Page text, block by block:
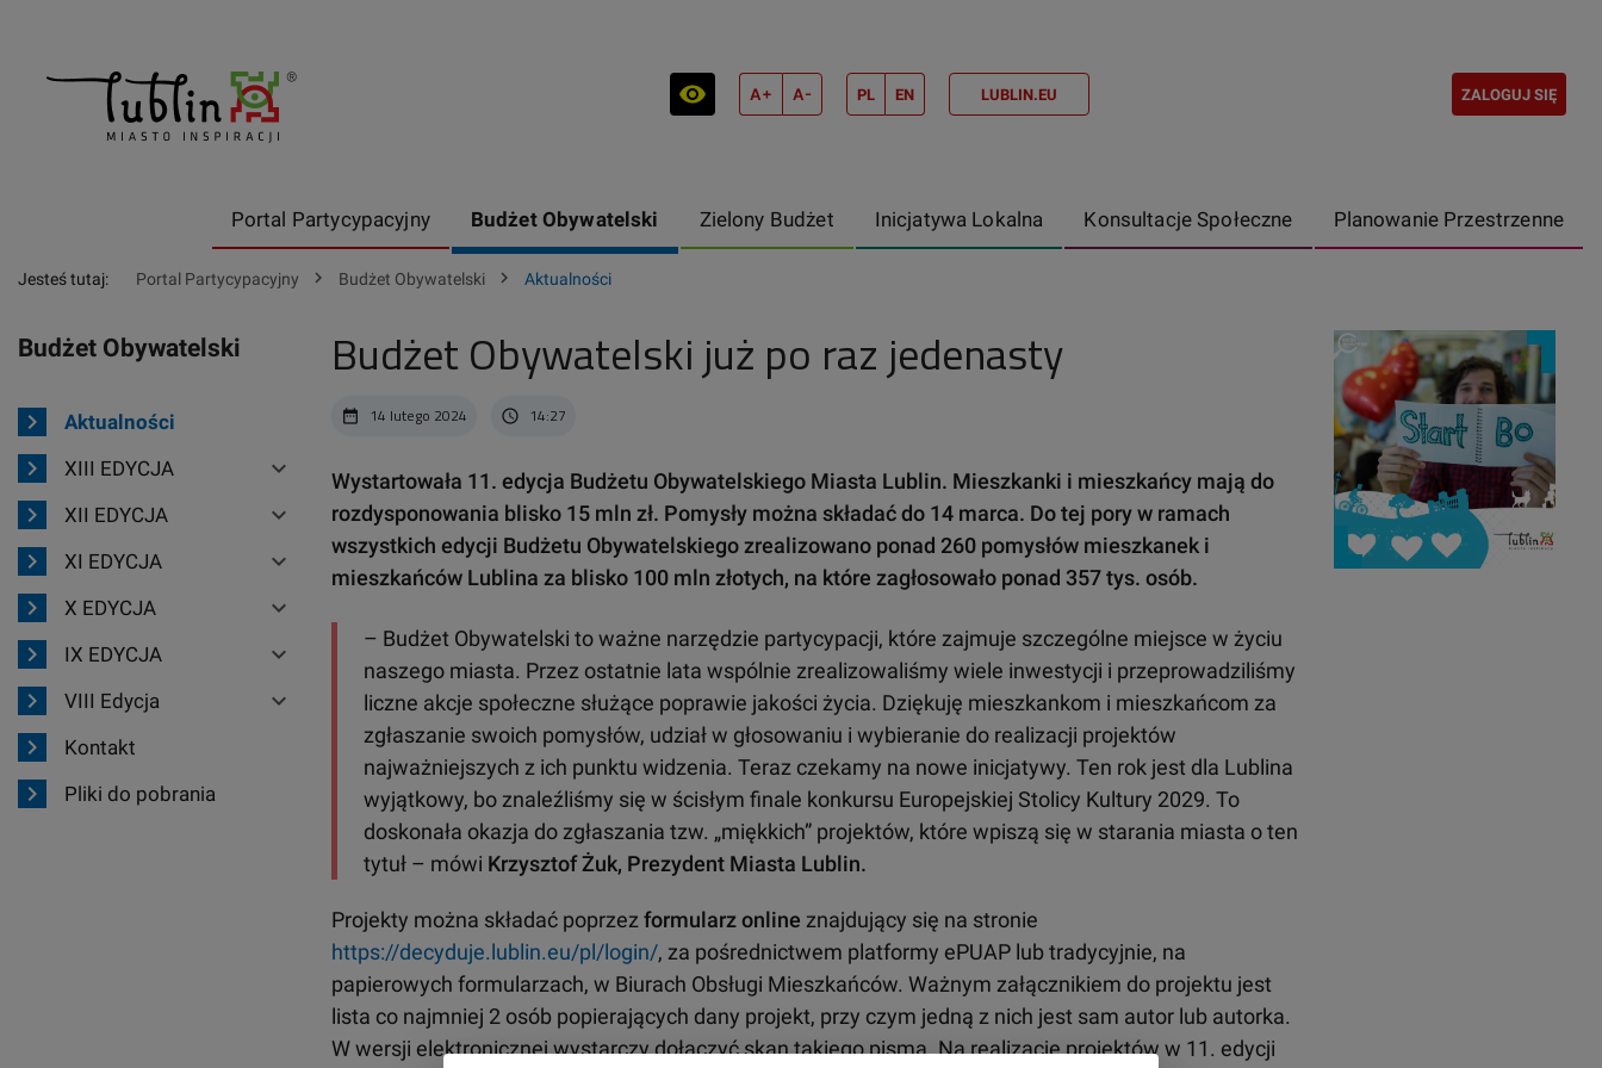
A+ A- PL EN LUBLIN.EU ZALOGUJ SIĘ
Portal Partycypacyjny Budżet Obywatelski Zielony Budżet Inicjatywa Lokalna Konsultacje Społeczne Planowanie Przestrzenne
Jesteś tutaj: Portal Partycypacyjny chevron_right Budżet Obywatelski chevron_right Aktualności
Budżet Obywatelski
chevron_right Aktualności
chevron_right XIII EDYCJA
expand_more
chevron_right
XII EDYCJA
expand_more
chevron_right
XI EDYCJA
expand_more
chevron_right
X EDYCJA
expand_more
chevron_right
IX EDYCJA
expand_more
chevron_right
VIII Edycja
expand_more
chevron_right
Kontakt
chevron_right Pliki do pobrania
Budżet Obywatelski już po raz jedenasty
date_range 14 lutego 2024 access_time 14:27
Wystartowała 11. edycja Budżetu Obywatelskiego Miasta Lublin. Mieszkanki i mieszkańcy mają do
rozdysponowania blisko 15 mln zł. Pomysły można składać do 14 marca. Do tej pory w ramach
wszystkich edycji Budżetu Obywatelskiego zrealizowano ponad 260 pomysłów mieszkanek i
mieszkańców Lublina za blisko 100 mln złotych, na które zagłosowało ponad 357 tys. osób.
– Budżet Obywatelski to ważne narzędzie partycypacji, które zajmuje szczególne miejsce w życiu
naszego miasta. Przez ostatnie lata wspólnie zrealizowaliśmy wiele inwestycji i przeprowadziliśmy
liczne akcje społeczne służące poprawie jakości życia. Dziękuję mieszkankom i mieszkańcom za
zgłaszanie swoich pomysłów, udział w głosowaniu i wybieranie do realizacji projektów
najważniejszych z ich punktu widzenia. Teraz czekamy na nowe inicjatywy. Ten rok jest dla Lublina
wyjątkowy, bo znaleźliśmy się w ścisłym finale konkursu Europejskiej Stolicy Kultury 2029. To
doskonała okazja do zgłaszania tzw. „miękkich” projektów, które wpiszą się w starania miasta o ten
tytuł – mówi Krzysztof Żuk, Prezydent Miasta Lublin.
Projekty można składać poprzez formularz online znajdujący się na stronie
https://decyduje.lublin.eu/pl/login/, za pośrednictwem platformy ePUAP lub tradycyjnie, na
papierowych formularzach, w Biurach Obsługi Mieszkańców. Ważnym załącznikiem do projektu jest
lista co najmniej 2 osób popierających dany projekt, przy czym jedną z nich jest sam autor lub autorka.
W wersji elektronicznej wystarczy dołączyć skan takiego pisma. Na realizację projektów w 11. edycji